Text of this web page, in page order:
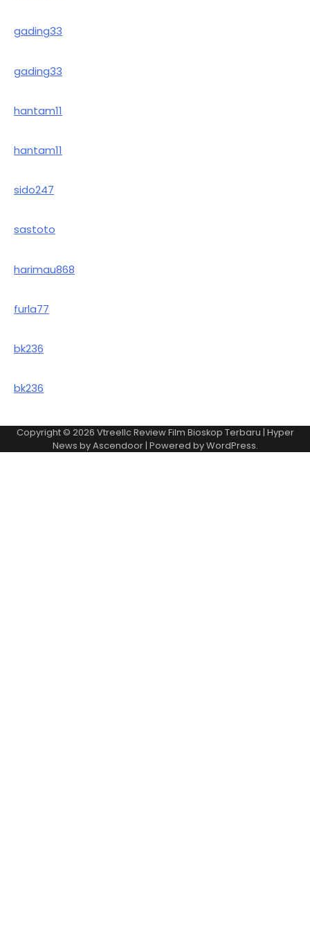
gading33
gading33
hantam11
hantam11
sido247
sastoto
harimau868
furla77
bk236
bk236
Copyright © 2026 Vtreellc Review Film Bioskop Terbaru | Hyper
News byAscendoor| Powered byWordPress.